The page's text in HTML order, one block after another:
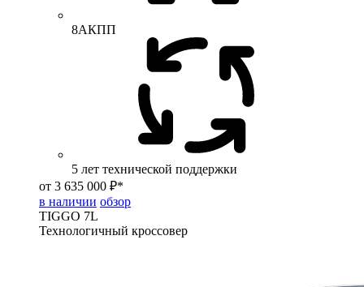
8АКПП
5 лет технической поддержки
от 3 635 000 ₽*
в наличии обзор
TIGGO 7L
Технологичный кроссовер